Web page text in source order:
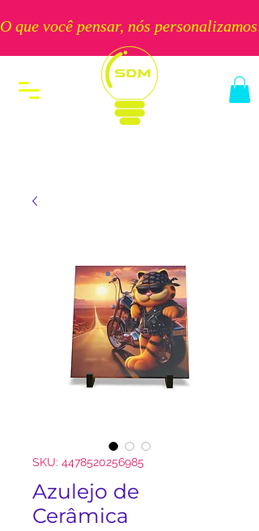
O que você pensar, nós personalizamos!
SKU: 4478520256985
Azulejo de
Cerâmica